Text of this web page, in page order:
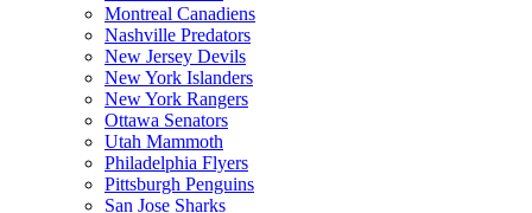
Montreal Canadiens
Nashville Predators
New Jersey Devils
New York Islanders
New York Rangers
Ottawa Senators
Utah Mammoth
Philadelphia Flyers
Pittsburgh Penguins
San Jose Sharks